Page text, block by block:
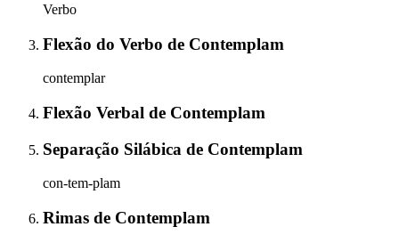
Verbo
Flexão do Verbo de Contemplam
contemplar
Flexão Verbal de Contemplam
Separação Silábica de Contemplam
con-tem-plam
Rimas de Contemplam